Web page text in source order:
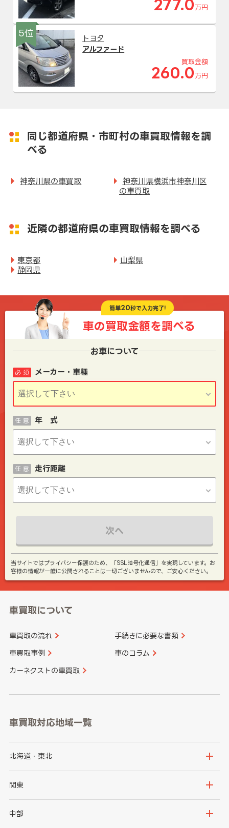
277.0 万円
5位
トヨタ
アルファード
買取金額
260.0 万円
同じ都道府県・市町村の車買取情報を調
べる
神奈川県の車買取
神奈川県横浜市神奈川区
の車買取
近隣の都道府県の車買取情報を調べる
東京都
山梨県
静岡県
簡単20秒で入力完了!
車の買取金額を調べる
お車について
メーカー・車種
必 須
年 式
任 意
走行距離
任 意
次へ
当サイトではプライバシー保護のため、「SSL暗号化通信」を実現しています。お
客様の情報が一般に公開されることは一切ございませんので、ご安心ください。
車買取について
車買取の流れ 手続きに必要な書類
車買取事例 車のコラム
カーネクストの車買取
車買取対応地域一覧
北海道・東北
北海道
岩手県
関東
茨城県
中部